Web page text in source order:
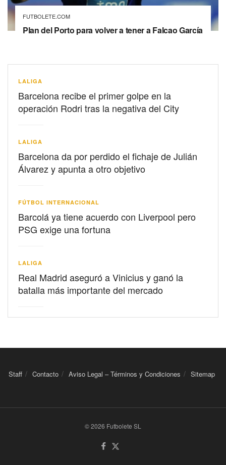
FUTBOLETE.COM
Plan del Porto para volver a tener a Falcao García
LALIGA
Barcelona recibe el primer golpe en la
operación Rodri tras la negativa del City
LALIGA
Barcelona da por perdido el fichaje de Julián
Álvarez y apunta a otro objetivo
FÚTBOL INTERNACIONAL
Barcolá ya tiene acuerdo con Liverpool pero
PSG exige una fortuna
LALIGA
Real Madrid aseguró a Vinicius y ganó la
batalla más importante del mercado
Staff Contacto Aviso Legal – Términos y Condiciones Sitemap
© 2026 Futbolete SL